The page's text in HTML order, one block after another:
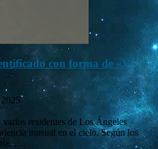
con forma de «V»
varios residentes de Los Ángeles
inusual en el cielo. Según los